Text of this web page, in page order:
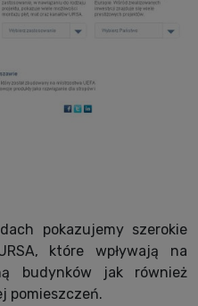
pokazujemy szerokie
które wpływają na
budynków jak również
pomieszczeń.